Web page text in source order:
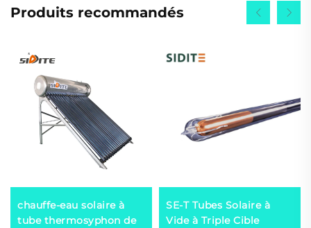
Produits recommandés
chauffe-eau solaire à
tube thermosyphon de
SE-T Tubes Solaire à
Vide à Triple Cible